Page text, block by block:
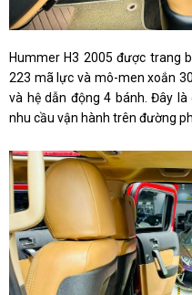
Hummer H3 2005 được trang
223 mã lực và mô-men xoắn
và hệ dẫn động 4 bánh. Đây
nhu cầu vận hành trên đường